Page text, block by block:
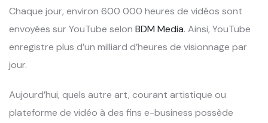
Chaque jour, environ 600 000 heures de vidéos sont
envoyées sur YouTube selon BDM Media. Ainsi, YouTube
enregistre plus d’un milliard d’heures de visionnage par
jour.
Aujourd’hui, quels autre art, courant artistique ou
plateforme de vidéo à des fins e-business possède